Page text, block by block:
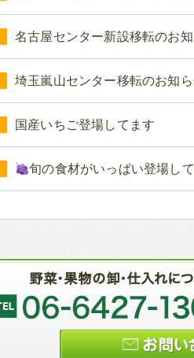
名古屋センター新設移転のお
埼玉嵐山センター移転のお知
国産いちご登場してます
旬の食材がいっぱい登場し